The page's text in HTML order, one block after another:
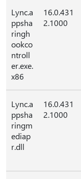
Lync.a
ppsha
ringh
ookco
ntroll
er.exe.
x86
16.0.431
2.1000
Lync.a
ppsha
ringm
ediap
r.dll
16.0.431
2.1000